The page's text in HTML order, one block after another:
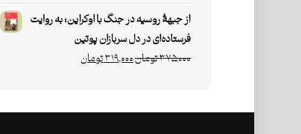
از جبهۀ روسیه در جنگ با اوکراین: به روایت
فرستاده‌ای در دل سربازان پوتین
۳۷۵,۰۰۰تومان۳۱۹,۰۰۰تومان